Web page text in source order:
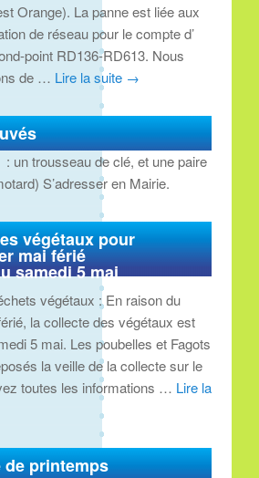
Orange). La panne est liée aux
de réseau pour le compte d’
point RD136-RD613. Nous
de … Lire la suite →
un trousseau de clé, et une paire
S’adresser en Mairie.
végétaux pour
mai férié
samedi 5 mai
végétaux : En raison du
la collecte des végétaux est
5 mai. Les poubelles et Fagots
la veille de la collecte sur le
toutes les informations … Lire la
de printemps